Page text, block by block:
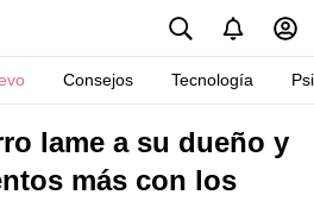
Consejos Tecnología
lame a su dueño y
más con los